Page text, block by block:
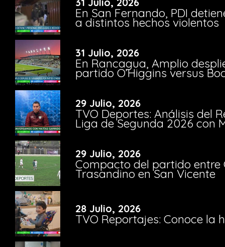
En San Fernando, PDI
a distintos hechos violentos
31 Julio, 2026
En Rancagua, Amplio
partido O’Higgins versus
29 Julio, 2026
TVO Deportes: Análisis del
Liga de Segunda 2026 con
29 Julio, 2026
Compacto del partido entre
Trasandino en San Vicente
28 Julio, 2026
TVO Reportajes: Conoce la